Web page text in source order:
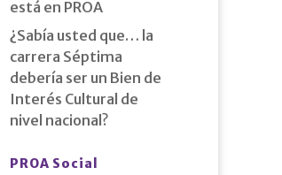
está en PROA
¿Sabía usted que… la
carrera Séptima
debería ser un Bien de
Interés Cultural de
nivel nacional?
PROA Social